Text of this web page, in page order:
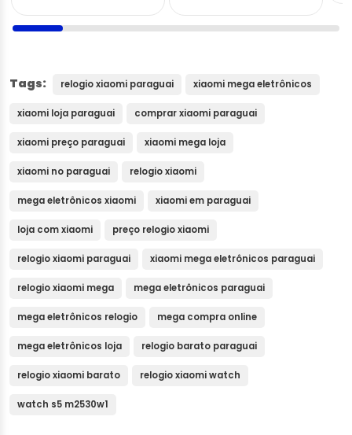
Tags: relogio xiaomi paraguai xiaomi mega eletrônicos
xiaomi loja paraguai comprar xiaomi paraguai
xiaomi preço paraguai xiaomi mega loja
xiaomi no paraguai relogio xiaomi
mega eletrônicos xiaomi xiaomi em paraguai
loja com xiaomi preço relogio xiaomi
relogio xiaomi paraguai xiaomi mega eletrônicos paraguai
relogio xiaomi mega mega eletrônicos paraguai
mega eletrônicos relogio mega compra online
mega eletrônicos loja relogio barato paraguai
relogio xiaomi barato relogio xiaomi watch
watch s5 m2530w1